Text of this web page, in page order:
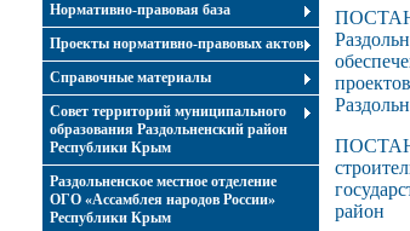
Нормативно-правовая база
Проекты нормативно-правовых актов
Справочные материалы
Совет территорий муниципального
образования Раздольненский район
Республики Крым
Раздольненское местное отделение
ОГО «Ассамблея народов России»
Республики Крым
район